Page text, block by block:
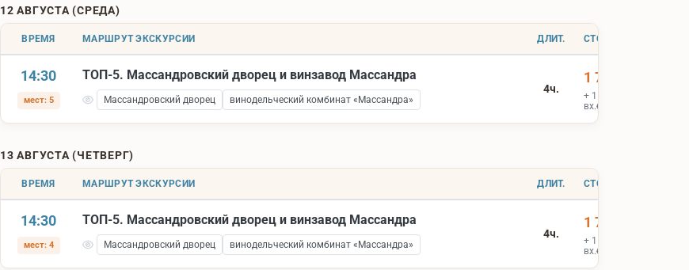
12 АВГУСТА (СРЕДА)
ВРЕМЯ МАРШРУТ ЭКСКУРСИИ ДЛИТ. СТОИМОСТЬ
14:30
мест: 5
ТОП-5. Массандровский дворец и винзавод Массандра
Массандровский дворец винодельческий комбинат «Массандра»
4ч.
1 700 ₽
+ 1 900 ₽
вх.билеты
13 АВГУСТА (ЧЕТВЕРГ)
ВРЕМЯ МАРШРУТ ЭКСКУРСИИ ДЛИТ. СТОИМОСТЬ
14:30
мест: 4
ТОП-5. Массандровский дворец и винзавод Массандра
Массандровский дворец винодельческий комбинат «Массандра»
4ч.
1 700 ₽
+ 1 900 ₽
вх.билеты